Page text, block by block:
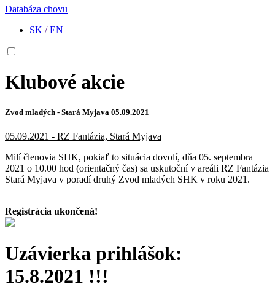
Databáza chovu
SK /EN
Klubové akcie
Zvod mladých - Stará Myjava 05.09.2021
05.09.2021 - RZ Fantázia, Stará Myjava
Milí členovia SHK, pokiaľ to situácia dovolí, dňa 05. septembra
2021 o 10.00 hod (orientačný čas) sa uskutoční v areáli RZ Fantázia
Stará Myjava v poradí druhý Zvod mladých SHK v roku 2021.
Registrácia ukončená!
Uzávierka prihlášok:
15.8.2021 !!!